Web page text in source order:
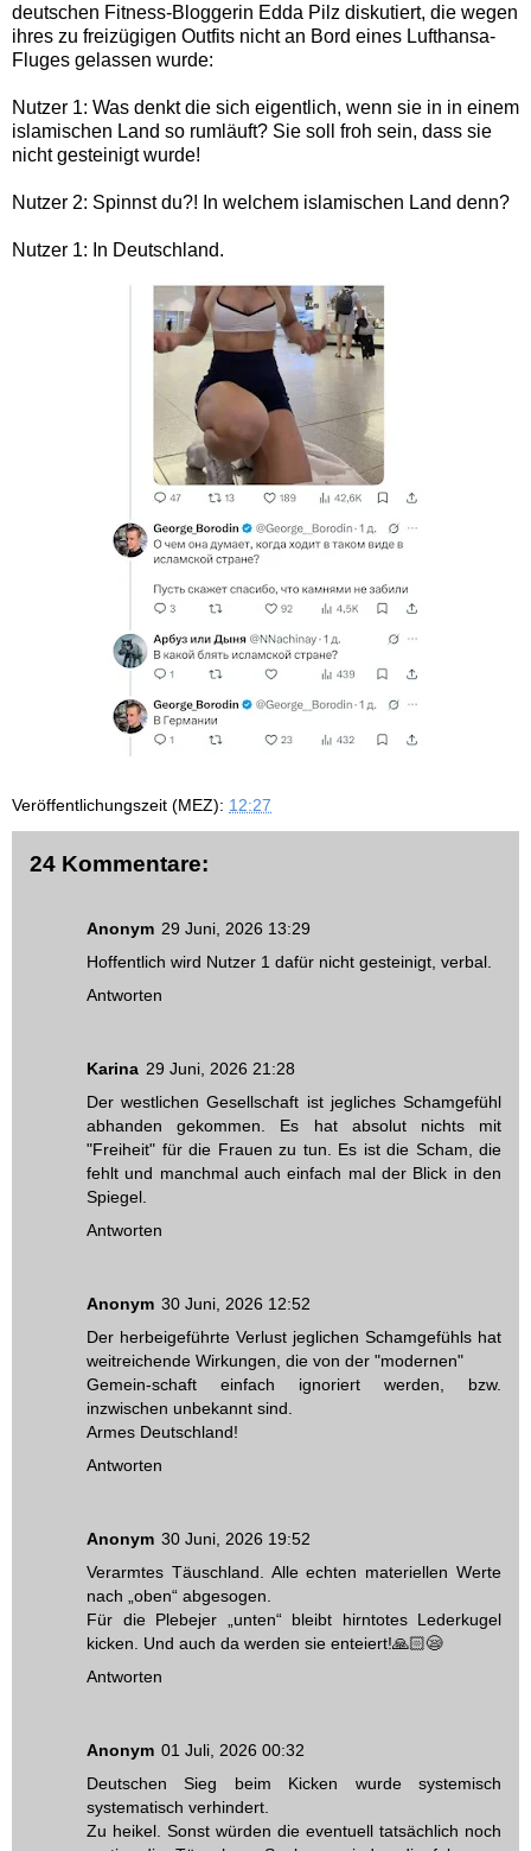
deutschen Fitness-Bloggerin Edda Pilz diskutiert, die wegen
ihres zu freizügigen Outfits nicht an Bord eines Lufthansa-
Fluges gelassen wurde:
Nutzer 1: Was denkt die sich eigentlich, wenn sie in in einem
islamischen Land so rumläuft? Sie soll froh sein, dass sie
nicht gesteinigt wurde!
Nutzer 2: Spinnst du?! In welchem islamischen Land denn?
Nutzer 1: In Deutschland.
Veröffentlichungszeit (MEZ): 12:27
24 Kommentare:
Anonym 29 Juni, 2026 13:29
Hoffentlich wird Nutzer 1 dafür nicht gesteinigt, verbal.
Antworten
Karina 29 Juni, 2026 21:28
Der westlichen Gesellschaft ist jegliches Schamgefühl
abhanden gekommen. Es hat absolut nichts mit
"Freiheit" für die Frauen zu tun. Es ist die Scham, die
fehlt und manchmal auch einfach mal der Blick in den
Spiegel.
Antworten
Anonym 30 Juni, 2026 12:52
Der herbeigeführte Verlust jeglichen Schamgefühls hat
weitreichende Wirkungen, die von der "modernen"
Gemein-schaft einfach ignoriert werden, bzw.
inzwischen unbekannt sind.
Armes Deutschland!
Antworten
Anonym 30 Juni, 2026 19:52
Verarmtes Täuschland. Alle echten materiellen Werte
nach „oben“ abgesogen.
Für die Plebejer „unten“ bleibt hirntotes Lederkugel
kicken. Und auch da werden sie enteiert!🙏🏻😪
Antworten
Anonym 01 Juli, 2026 00:32
Deutschen Sieg beim Kicken wurde systemisch
systematisch verhindert.
Zu heikel. Sonst würden die eventuell tatsächlich noch